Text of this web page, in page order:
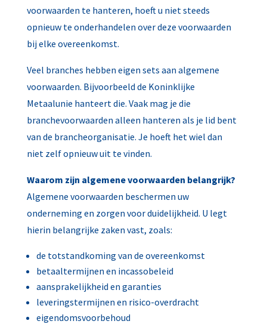
voorwaarden te hanteren, hoeft u niet steeds
opnieuw te onderhandelen over deze voorwaarden
bij elke overeenkomst.
Veel branches hebben eigen sets aan algemene
voorwaarden. Bijvoorbeeld de Koninklijke
Metaalunie hanteert die. Vaak mag je die
branchevoorwaarden alleen hanteren als je lid bent
van de brancheorganisatie. Je hoeft het wiel dan
niet zelf opnieuw uit te vinden.
Waarom zijn algemene voorwaarden belangrijk?
Algemene voorwaarden beschermen uw
onderneming en zorgen voor duidelijkheid. U legt
hierin belangrijke zaken vast, zoals:
de totstandkoming van de overeenkomst
betaaltermijnen en incassobeleid
aansprakelijkheid en garanties
leveringstermijnen en risico-overdracht
eigendomsvoorbehoud